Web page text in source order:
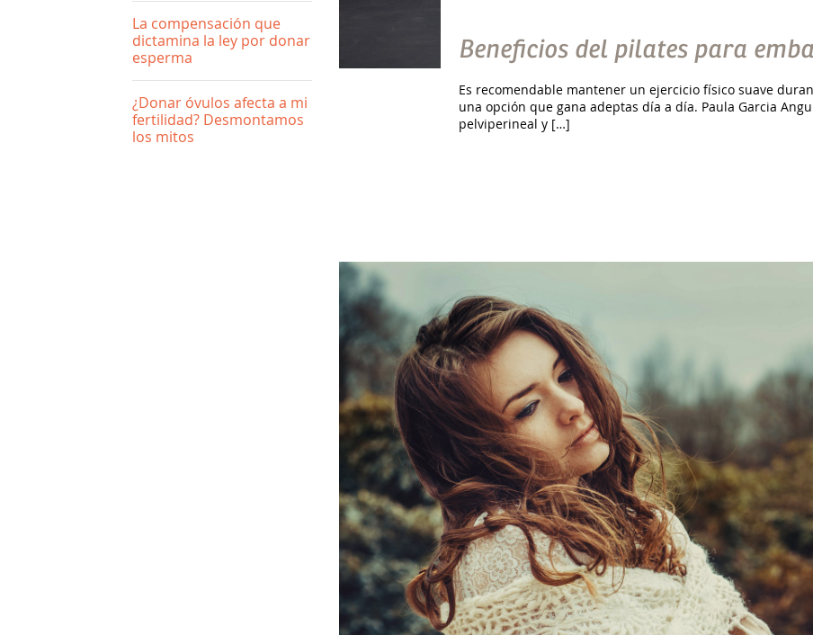
La compensación que
dictamina la ley por donar
esperma
¿Donar óvulos afecta a mi
fertilidad? Desmontamos
los mitos
Beneficios del pilates para
Es recomendable mantener un ejercicio físico suave
una opción que gana adeptas día a día. Paula Garcia
pelviperineal y […]